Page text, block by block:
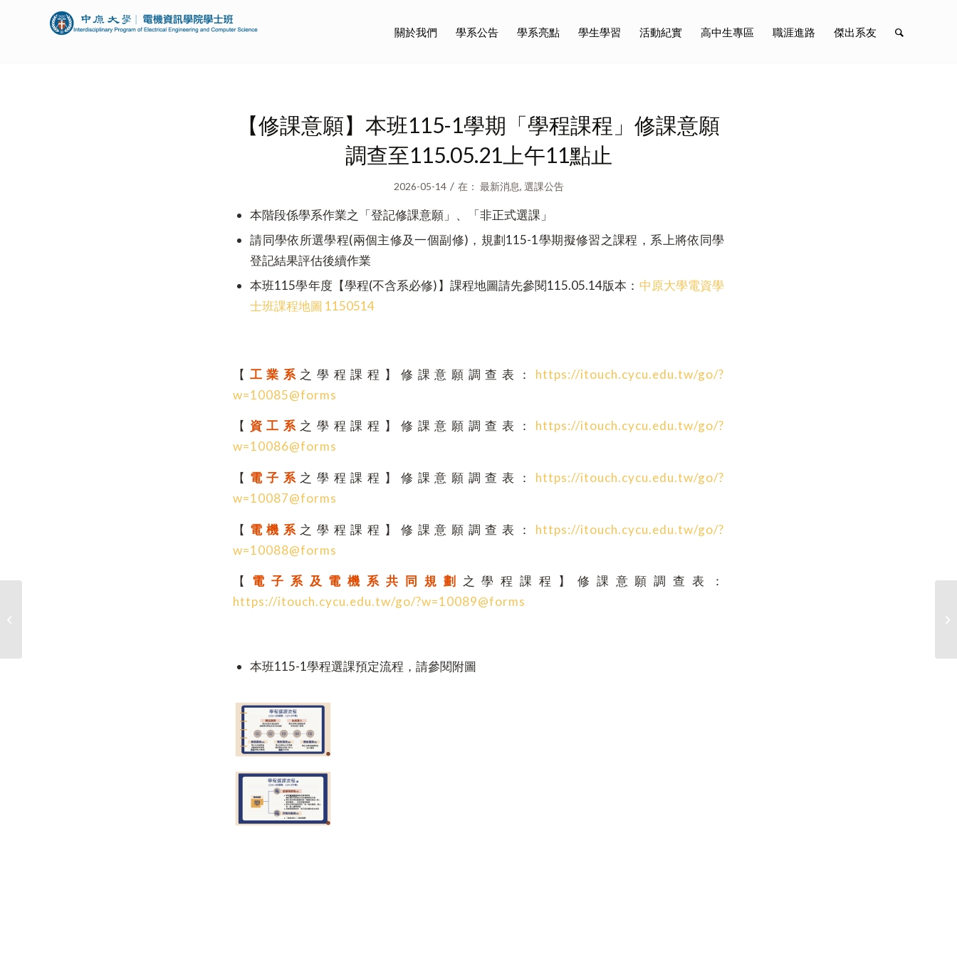
關於我們 學系公告 學系亮點 學生學習 活動紀實 高中生專區 職涯進路 傑出系友
【修課意願】本班115-1學期「學程課程」修課意願
調查至115.05.21上午11點止
2026-05-14 / 在： 最新消息, 選課公告
本階段係學系作業之「登記修課意願」、「非正式選課」
請同學依所選學程(兩個主修及一個副修)，規劃115-1學期擬修習之課程，系上將依同學
登記結果評估後續作業
本班115學年度【學程(不含系必修)】課程地圖請先參閱115.05.14版本： 中原大學電資學
士班課程地圖 1150514
【 工業系 之學程課程】修課意願調查表： https://itouch.cycu.edu.tw/go/?
w=10085@forms
【 資工系 之學程課程】修課意願調查表： https://itouch.cycu.edu.tw/go/?
w=10086@forms
【 電子系 之學程課程】修課意願調查表： https://itouch.cycu.edu.tw/go/?
w=10087@forms
【 電機系 之學程課程】修課意願調查表： https://itouch.cycu.edu.tw/go/?
w=10088@forms
【 電子系及電機系共同規劃 之學程課程】修課意願調查表：
https://itouch.cycu.edu.tw/go/?w=10089@forms
本班115-1學程選課預定流程，請參閱附圖